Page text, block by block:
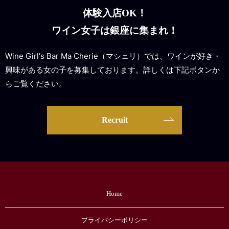
体験入店OK！
ワイン女子は銀座に集まれ！
Wine Girl's Bar Ma Cherie（マシェリ）では、ワインが好き・
興味がある女の子を募集しております。詳しくは下記ボタンか
らご覧ください。
Recruit
Home
プライバシーポリシー